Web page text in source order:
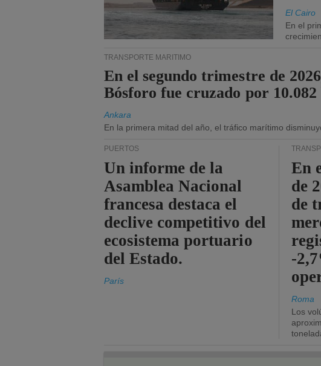
El Cairo
En el
TRANSPORTE MARÍTIMO
En el segundo trimestre de
Bósforo fue cruzado por
Ankara
En la primera mitad del año, el tráfico marítimo
PUERTOS
Un informe de la
Asamblea Nacional
francesa destaca el
declive competitivo del
ecosistema portuario
del Estado.
París
En
de
de
-
Roma
Los